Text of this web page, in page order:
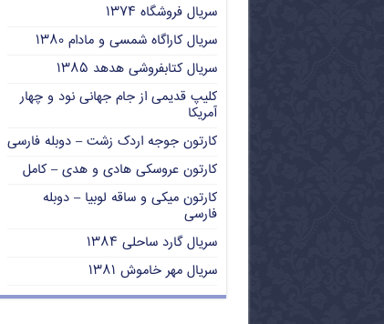
سریال فروشگاه ۱۳۷۴
سریال کاراگاه شمسی و مادام ۱۳۸۰
سریال کتابفروشی هدهد ۱۳۸۵
کلیپ قدیمی از جام جهانی نود و چهار
آمریکا
کارتون جوجه اردک زشت – دوبله فارسی
کارتون عروسکی هادی و هدی – کامل
کارتون میکی و ساقه لوبیا – دوبله
فارسی
سریال گارد ساحلی ۱۳۸۴
سریال مهر خاموش ۱۳۸۱